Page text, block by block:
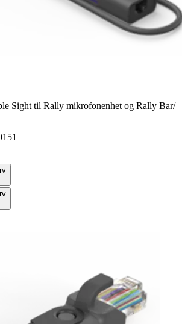
Sight til Rally mikrofonenhet og Rally Bar/